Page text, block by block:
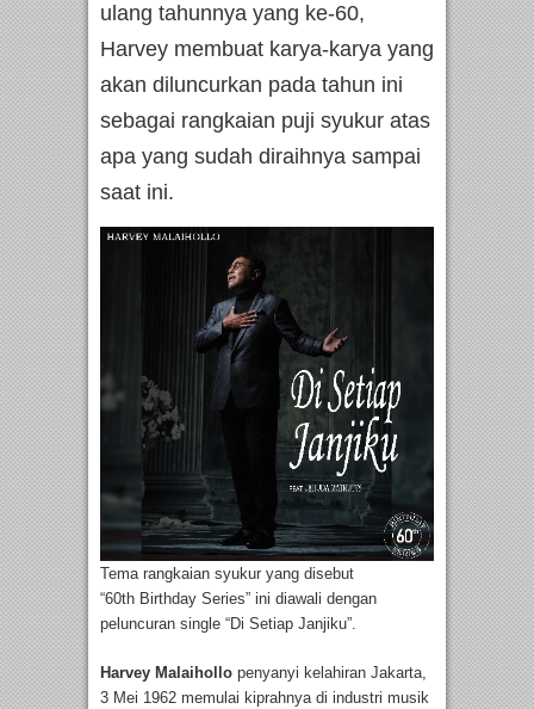
ulang tahunnya yang ke-60,
Harvey membuat karya-karya yang
akan diluncurkan pada tahun ini
sebagai rangkaian puji syukur atas
apa yang sudah diraihnya sampai
saat ini.
Tema rangkaian syukur yang disebut
“60th Birthday Series” ini diawali dengan
peluncuran single “Di Setiap Janjiku”.
Harvey Malaihollo penyanyi kelahiran Jakarta,
3 Mei 1962 memulai kiprahnya di industri musik